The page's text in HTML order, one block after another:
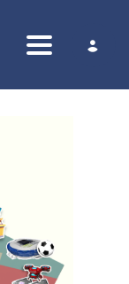
Toggle